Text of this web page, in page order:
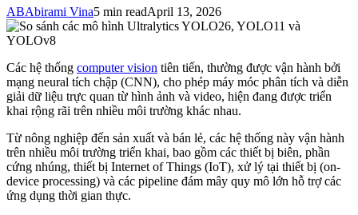
ABAbirami Vina5 min readApril 13, 2026
Các hệ thống computer vision tiên tiến, thường được vận hành bởi
mạng neural tích chập (CNN), cho phép máy móc phân tích và diễn
giải dữ liệu trực quan từ hình ảnh và video, hiện đang được triển
khai rộng rãi trên nhiều môi trường khác nhau.
Từ nông nghiệp đến sản xuất và bán lẻ, các hệ thống này vận hành
trên nhiều môi trường triển khai, bao gồm các thiết bị biên, phần
cứng nhúng, thiết bị Internet of Things (IoT), xử lý tại thiết bị (on-
device processing) và các pipeline đám mây quy mô lớn hỗ trợ các
ứng dụng thời gian thực.